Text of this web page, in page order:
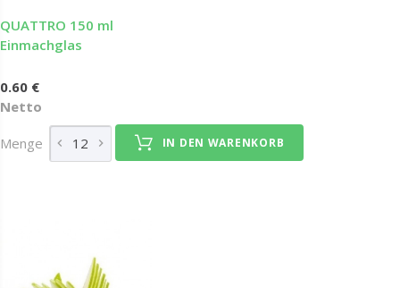
QUATTRO 150 ml
Einmachglas
0.60 €
Netto
Menge IN DEN WARENKORB